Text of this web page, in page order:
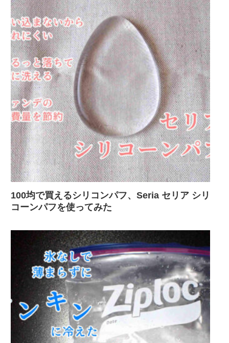
100均で買えるシリコンパフ、Seria セリア シリ
コーンパフを使ってみた